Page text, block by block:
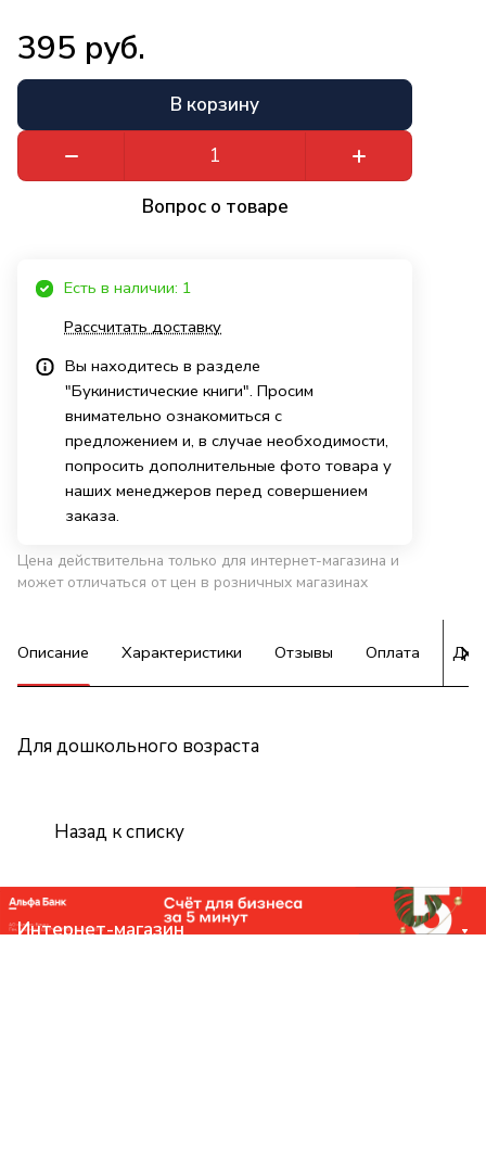
395 руб.
В корзину
Вопрос о товаре
Есть в наличии: 1
Рассчитать доставку
Вы находитесь в разделе
"Букинистические книги". Просим
внимательно ознакомиться с
предложением и, в случае необходимости,
попросить дополнительные фото товара у
наших менеджеров перед совершением
заказа.
Цена действительна только для интернет-магазина и
может отличаться от цен в розничных магазинах
Описание Характеристики Отзывы Оплата
Для дошкольного возраста
Назад к списку
Интернет-магазин